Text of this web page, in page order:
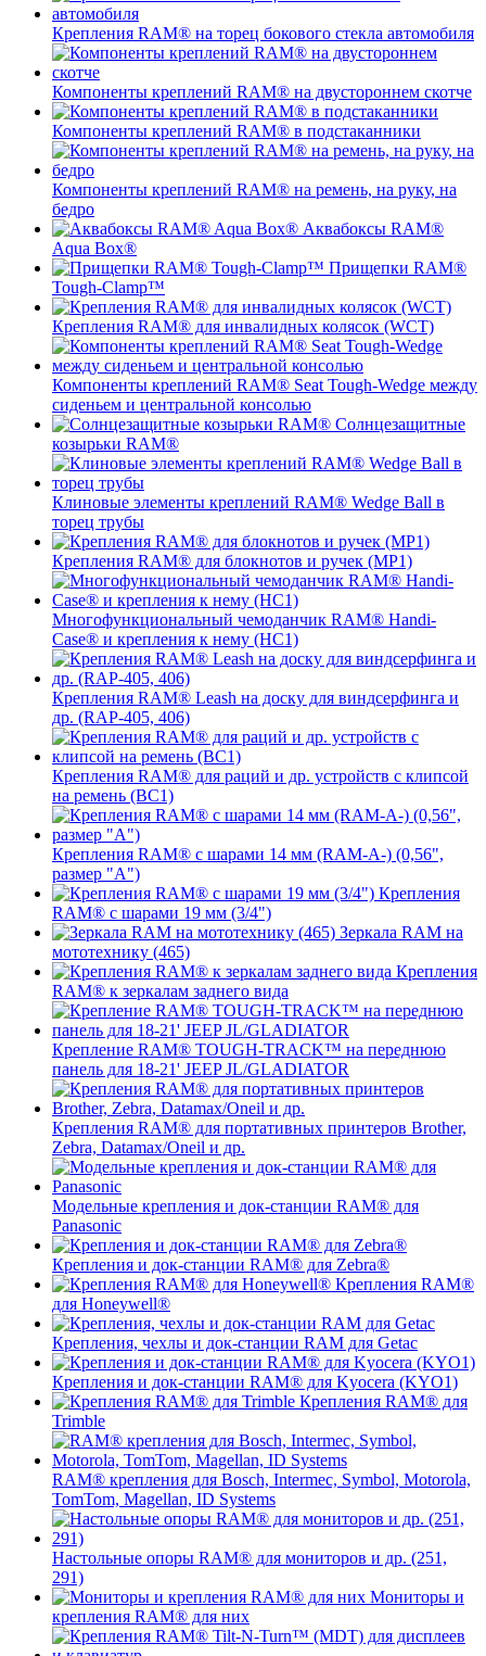
Крепления RAM® на торец бокового стекла автомобиля
Компоненты креплений RAM® на двустороннем скотче
Компоненты креплений RAM® в подстаканники
Компоненты креплений RAM® на ремень, на руку, на
бедро
Аквабоксы RAM®
Aqua Box®
Прищепки RAM®
Tough-Clamp™
Крепления RAM® для инвалидных колясок (WCT)
Компоненты креплений RAM® Seat Tough-Wedge между
сиденьем и центральной консолью
Солнцезащитные
козырьки RAM®
Клиновые элементы креплений RAM® Wedge Ball в
торец трубы
Крепления RAM® для блокнотов и ручек (MP1)
Многофункциональный чемоданчик RAM® Handi-
Case® и крепления к нему (HC1)
Крепления RAM® Leash на доску для виндсерфинга и
др. (RAP-405, 406)
Крепления RAM® для раций и др. устройств с клипсой
на ремень (BC1)
Крепления RAM® с шарами 14 мм (RAM-A-) (0,56",
размер "A")
Крепления
RAM® с шарами 19 мм (3/4")
Зеркала RAM на
мототехнику (465)
Крепления
RAM® к зеркалам заднего вида
Крепление RAM® TOUGH-TRACK™ на переднюю
панель для 18-21' JEEP JL/GLADIATOR
Крепления RAM® для портативных принтеров Brother,
Zebra, Datamax/Oneil и др.
Модельные крепления и док-станции RAM® для
Panasonic
Крепления и док-станции RAM® для Zebra®
Крепления RAM®
для Honeywell®
Крепления, чехлы и док-станции RAM для Getac
Крепления и док-станции RAM® для Kyocera (KYO1)
Крепления RAM® для
Trimble
RAM® крепления для Bosch, Intermec, Symbol, Motorola,
TomTom, Magellan, ID Systems
Настольные опоры RAM® для мониторов и др. (251,
291)
Мониторы и
крепления RAM® для них